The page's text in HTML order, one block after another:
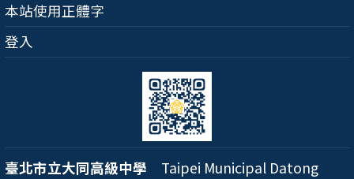
本站使用正體字
登入
臺北市立大同高級中學 Taipei Municipal Datong